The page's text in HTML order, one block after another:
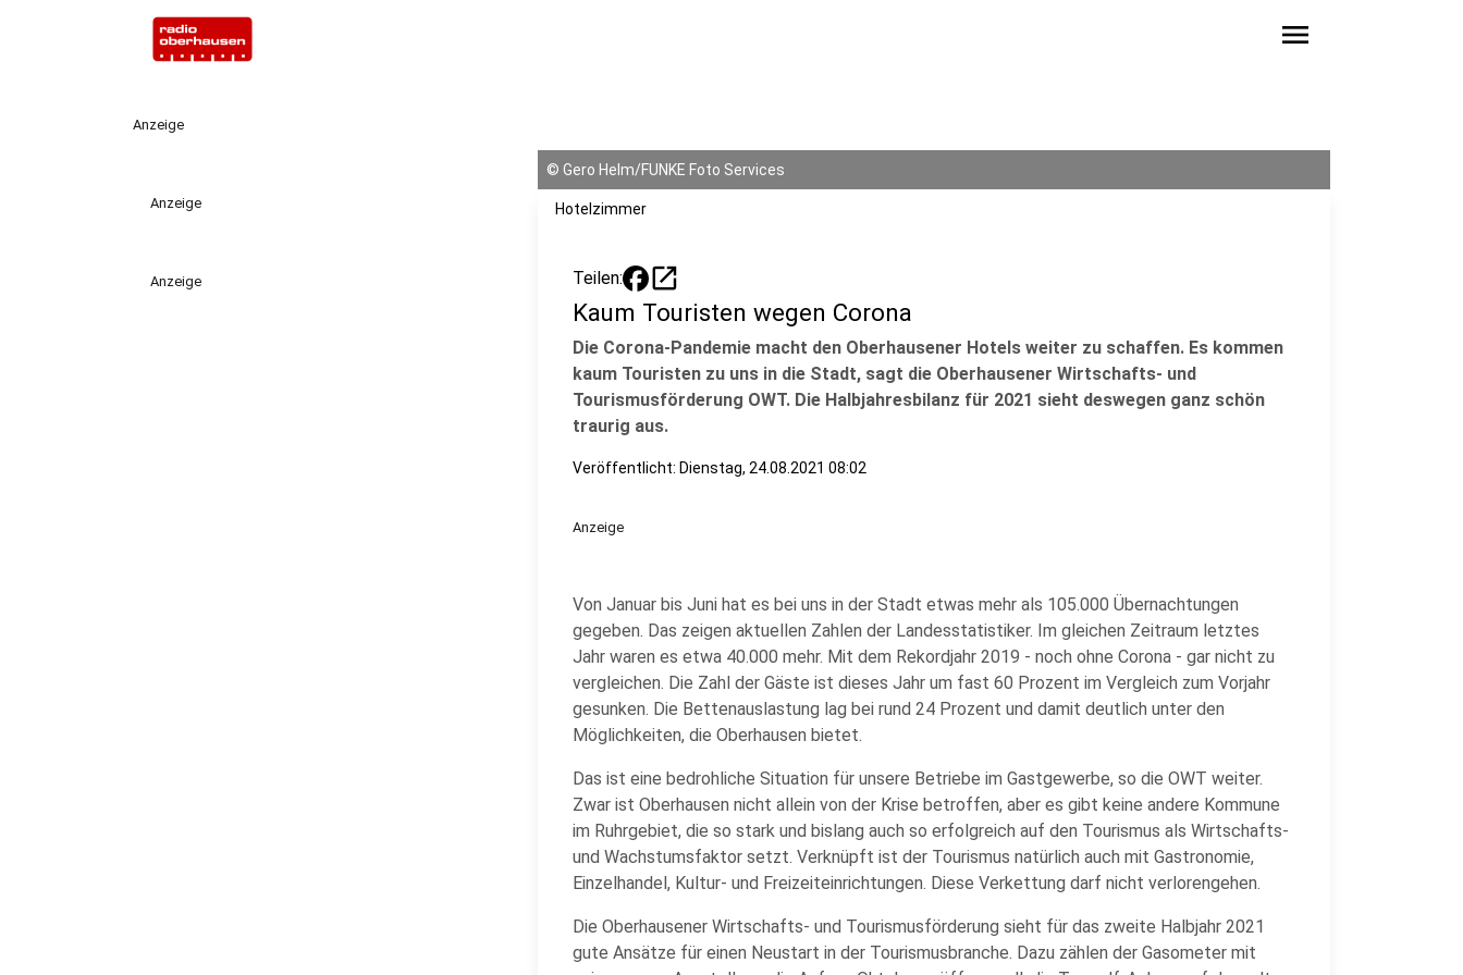
menu
Anzeige
Anzeige
Anzeige
© Gero Helm/FUNKE Foto Services
Hotelzimmer
Teilen: open_in_new
Kaum Touristen wegen Corona
Die Corona-Pandemie macht den Oberhausener Hotels weiter zu schaffen. Es kommen
kaum Touristen zu uns in die Stadt, sagt die Oberhausener Wirtschafts- und
Tourismusförderung OWT. Die Halbjahresbilanz für 2021 sieht deswegen ganz schön
traurig aus.
Veröffentlicht: Dienstag, 24.08.2021 08:02
Anzeige
Von Januar bis Juni hat es bei uns in der Stadt etwas mehr als 105.000 Übernachtungen
gegeben. Das zeigen aktuellen Zahlen der Landesstatistiker. Im gleichen Zeitraum letztes
Jahr waren es etwa 40.000 mehr. Mit dem Rekordjahr 2019 - noch ohne Corona - gar nicht zu
vergleichen. Die Zahl der Gäste ist dieses Jahr um fast 60 Prozent im Vergleich zum Vorjahr
gesunken. Die Bettenauslastung lag bei rund 24 Prozent und damit deutlich unter den
Möglichkeiten, die Oberhausen bietet.
Das ist eine bedrohliche Situation für unsere Betriebe im Gastgewerbe, so die OWT weiter.
Zwar ist Oberhausen nicht allein von der Krise betroffen, aber es gibt keine andere Kommune
im Ruhrgebiet, die so stark und bislang auch so erfolgreich auf den Tourismus als Wirtschafts-
und Wachstumsfaktor setzt. Verknüpft ist der Tourismus natürlich auch mit Gastronomie,
Einzelhandel, Kultur- und Freizeiteinrichtungen. Diese Verkettung darf nicht verlorengehen.
Die Oberhausener Wirtschafts- und Tourismusförderung sieht für das zweite Halbjahr 2021
gute Ansätze für einen Neustart in der Tourismusbranche. Dazu zählen der Gasometer mit